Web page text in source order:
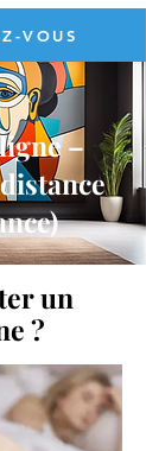
VOUS
–
un
?